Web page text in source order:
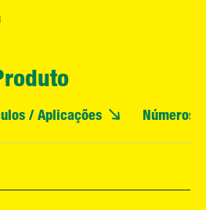
/ Aplicações Números